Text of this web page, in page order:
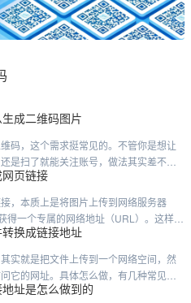
成二维码图片
码，这个需求挺常见的。不管你是想让
是扫了就能关注账号，做法其实差不太
靠谱的路子。先说最快的方法，用公众
过的文章。点进去之后，右上角附近有
钮——有的版本可能在"更多"菜单里头藏
就出来了，右键保存就行。这个二维码
不删
页链接
，本质上是将图片上传到网络服务器
得一个专属的网络地址（URL）。这样，
就能直接访问你的图片。以下是几种主
点适合人群在线工具（最推荐）Cloudin
、蜜蜂图床无需注册，打开网页即
换成链接地址
实就是把文件上传到一个网络空间，然
它的网址。具体怎么做，有几种常见的
需求。最常用的方式：用网盘这是大家
址是怎么做到的